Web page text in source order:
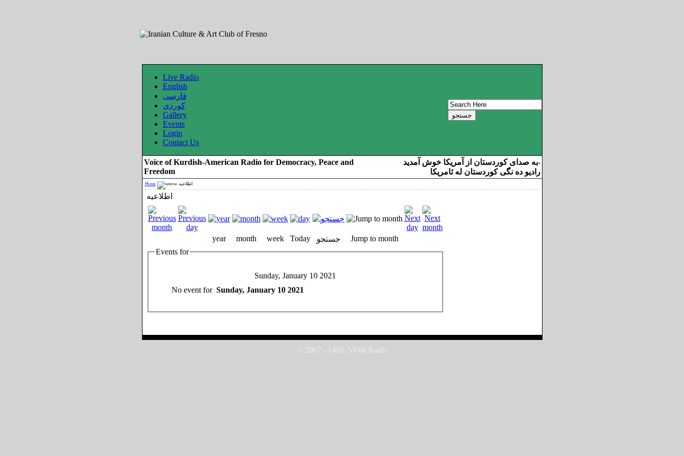
Live Radio
English
فارسی
کوردی
Gallery
Events
Login
Contact Us
به صدای کوردستان از آمریکا خوش آمدید-
رادیو ده نگی کوردستان له ئامریکا
Voice of Kurdish-American Radio for Democracy, Peace and
Freedom
Home اطلاعیه
اطلاعیه
year month week Today جستجو
Jump to month
Events for
Sunday, January 10 2021
No event for Sunday, January 10 2021
© 2007 - 1405, VOK Radio